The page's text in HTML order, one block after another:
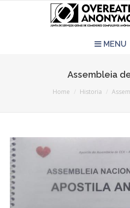
MENU
CCA É PRA VOCÊ?
LITERATURA
EVENTOS
Assembleia
Home Historia